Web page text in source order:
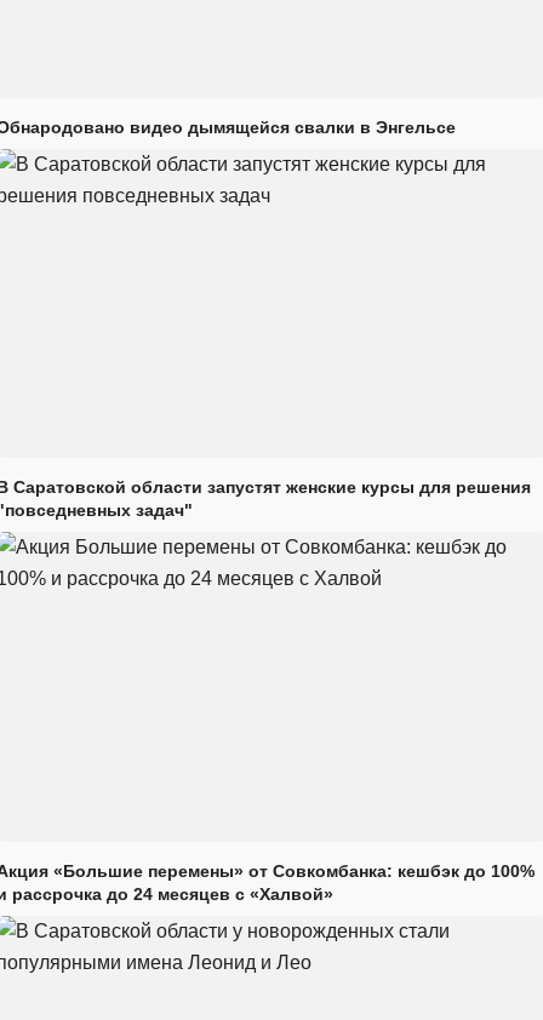
видео дымящейся свалки в Энгельсе
Саратовской области запустят женские курсы для решения
задач"
«Большие перемены» от Совкомбанка: кешбэк до 100%
рассрочка до 24 месяцев с «Халвой»